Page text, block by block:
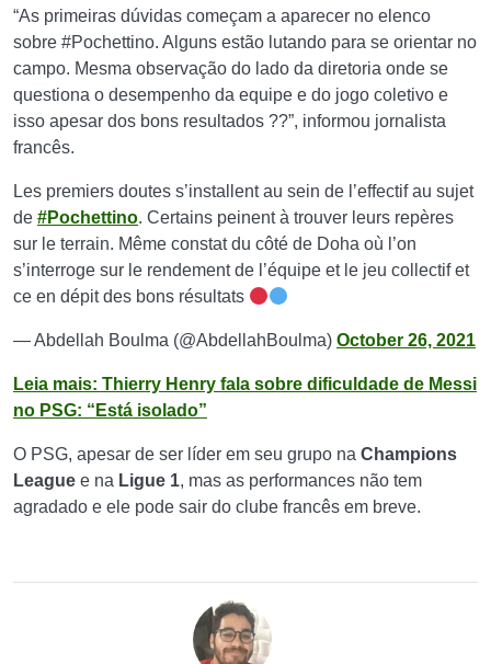
“As primeiras dúvidas começam a aparecer no elenco
sobre #Pochettino. Alguns estão lutando para se orientar no
campo. Mesma observação do lado da diretoria onde se
questiona o desempenho da equipe e do jogo coletivo e
isso apesar dos bons resultados ??”, informou jornalista
francês.
Les premiers doutes s’installent au sein de l’effectif au sujet
de #Pochettino. Certains peinent à trouver leurs repères
sur le terrain. Même constat du côté de Doha où l’on
s’interroge sur le rendement de l’équipe et le jeu collectif et
ce en dépit des bons résultats
— Abdellah Boulma (@AbdellahBoulma) October 26, 2021
Leia mais: Thierry Henry fala sobre dificuldade de Messi
no PSG: “Está isolado”
O PSG, apesar de ser líder em seu grupo na Champions
League e na Ligue 1, mas as performances não tem
agradado e ele pode sair do clube francês em breve.